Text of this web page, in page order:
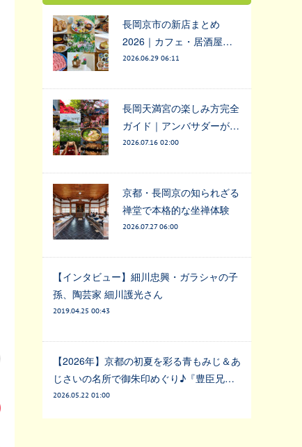
長岡京市の新店まとめ
2026｜カフェ・居酒屋…
2026.06.29 06:11
長岡天満宮の楽しみ方完全
ガイド｜アンバサダーが…
2026.07.16 02:00
京都・長岡京の知られざる
禅堂で本格的な坐禅体験
2026.07.27 06:00
【インタビュー】細川忠興・ガラシャの子
孫、陶芸家 細川護光さん
2019.04.25 00:43
【2026年】京都の初夏を彩る青もみじ＆あ
じさいの名所で御朱印めぐり♪『豊臣兄…
2026.05.22 01:00